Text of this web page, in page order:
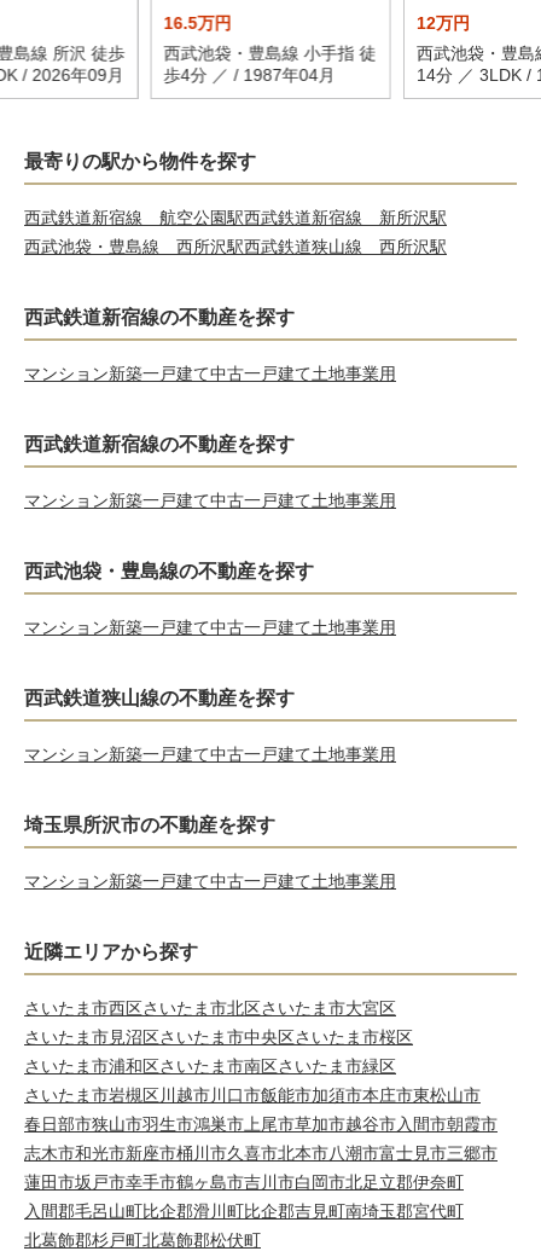
島線 所沢 徒歩
/ 2026年09月
16.5万円
西武池袋・豊島線 小手指 徒
歩4分 ／ / 1987年04月
12万円
西武池袋・豊島
14分 ／ 3LDK /
最寄りの駅から物件を探す
西武鉄道新宿線 航空公園駅西武鉄道新宿線 新所沢駅
西武池袋・豊島線 西所沢駅西武鉄道狭山線 西所沢駅
西武鉄道新宿線の不動産を探す
マンション新築一戸建て中古一戸建て土地事業用
西武鉄道新宿線の不動産を探す
マンション新築一戸建て中古一戸建て土地事業用
西武池袋・豊島線の不動産を探す
マンション新築一戸建て中古一戸建て土地事業用
西武鉄道狭山線の不動産を探す
マンション新築一戸建て中古一戸建て土地事業用
埼玉県所沢市の不動産を探す
マンション新築一戸建て中古一戸建て土地事業用
近隣エリアから探す
さいたま市西区さいたま市北区さいたま市大宮区
さいたま市見沼区さいたま市中央区さいたま市桜区
さいたま市浦和区さいたま市南区さいたま市緑区
さいたま市岩槻区川越市川口市飯能市加須市本庄市東松山市
春日部市狭山市羽生市鴻巣市 上尾市草加市越谷市入間市朝霞市
志木市和光市新座市桶川市久喜市北本市八潮市富士見市三郷市
蓮田市坂戸市幸手市鶴ヶ島市吉川市白岡市北足立郡伊奈町
入間郡毛呂山町比企郡滑川町比企郡吉見町南埼玉郡宮代町
北葛飾郡杉戸町北葛飾郡松伏町